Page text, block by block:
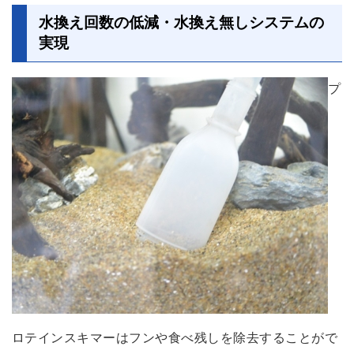
水換え回数の低減・水換え無しシステムの
実現
プ
ロテインスキマーはフンや食べ残しを除去することがで